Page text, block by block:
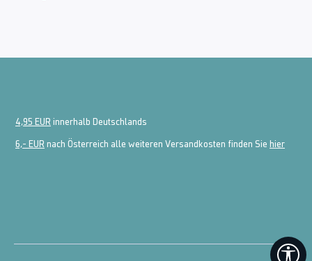
4,95 EUR innerhalb Deutschlands
6,- EUR nach Österreich alle weiteren Versandkosten finden Sie hier